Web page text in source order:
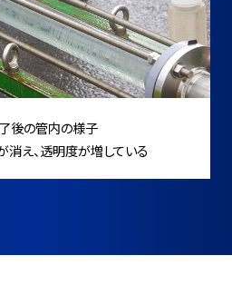
後の管内の様子
え、透明度が増している